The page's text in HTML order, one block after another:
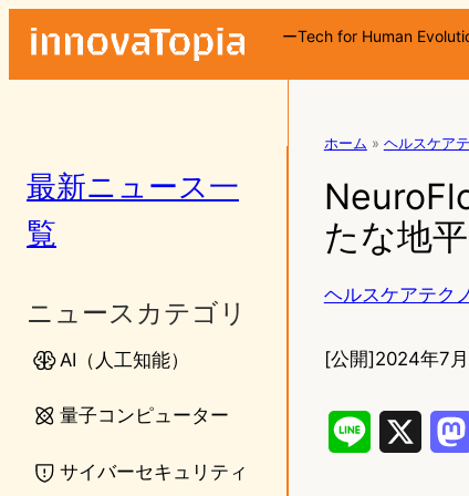
ーTech for Human
最新ニュース一
覧
ニュースカテゴリ
AI（人工知能）
量子コンピューター
サイバーセキュリティ
ホーム » ヘルスケア
たな地
ヘルスケアテク
[公開]2024年7